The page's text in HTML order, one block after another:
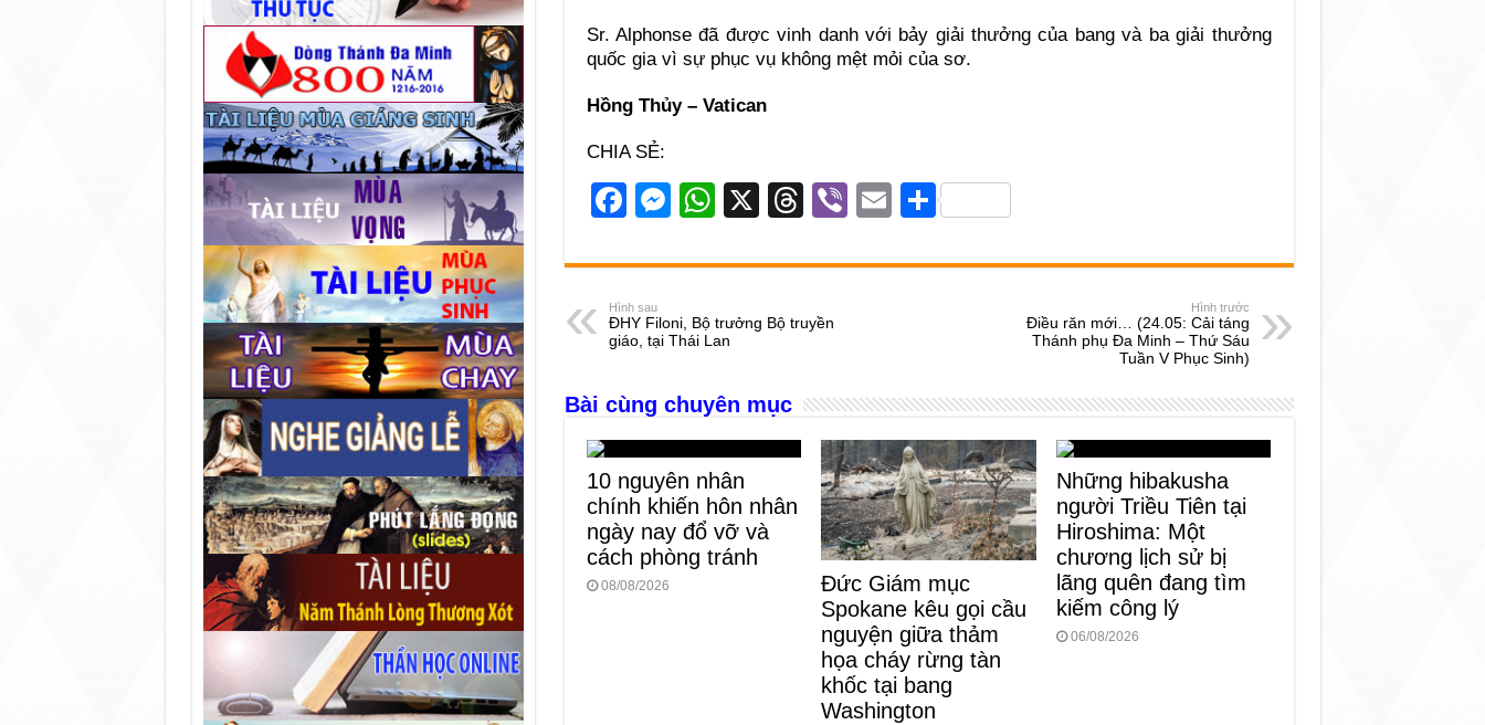
Sr. Alphonse đã được vinh danh với bảy giải thưởng của bang và ba giải thưởng
quốc gia vì sự phục vụ không mệt mỏi của sơ.
Hồng Thủy – Vatican
CHIA SẺ:
F
c
e
b
o
k
M
ss
n
er
W
at
A
p
X
T
e
a
d
Vi
er
E
ail
S
ar
Hình sau
ĐHY Filoni, Bộ trưởng Bộ truyền
giáo, tại Thái Lan
Hình trước
Điều răn mới… (24.05: Cải táng
Thánh phụ Đa Minh – Thứ Sáu
Tuần V Phục Sinh)
Bài cùng chuyên mục
10 nguyên nhân
chính khiến hôn nhân
ngày nay đổ vỡ và
cách phòng tránh
08/08/2026
Đức Giám mục
Spokane kêu gọi cầu
nguyện giữa thảm
họa cháy rừng tàn
khốc tại bang
Washington
Những hibakusha
người Triều Tiên tại
Hiroshima: Một
chương lịch sử bị
lãng quên đang tìm
kiếm công lý
06/08/2026